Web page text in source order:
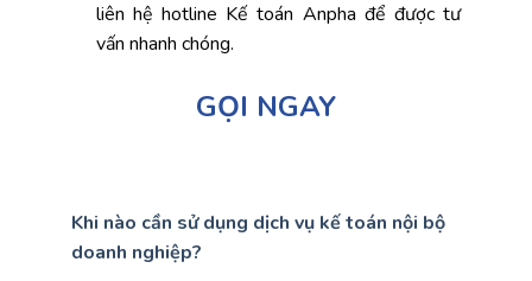
liên hệ hotline Kế toán Anpha để được tư
vấn nhanh chóng.
GỌI NGAY
Khi nào cần sử dụng dịch vụ kế toán nội bộ
doanh nghiệp?